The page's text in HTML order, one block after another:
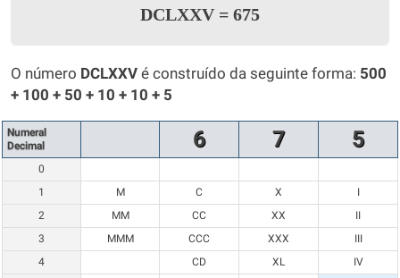
DCLXXV = 675
O número DCLXXV é construído da seguinte forma: 500
+ 100 + 50 + 10 + 10 + 5
Numeral
Decimal
6 7 5
0
1
M C X
I
2
MM CC XX
II
3
MMM CCC XXX
III
4
CD XL
IV